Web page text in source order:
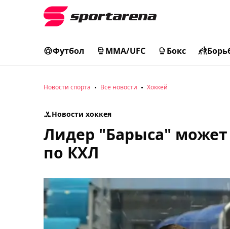
Футбол MMA/UFC Бокс
Новости спорта Все новости Хоккей
Новости хоккея
Лидер "Барыса" может
по КХЛ